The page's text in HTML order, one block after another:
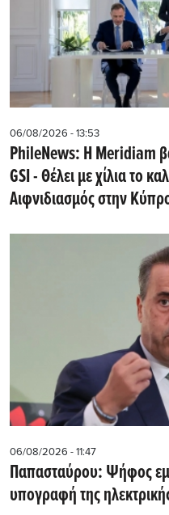
06/08/2026 - 13:53
PhileNews: Η Meridiam
GSI - Θέλει με χίλια το
Αιφνιδιασμός στην
06/08/2026 - 11:47
Παπασταύρου: Ψήφος
υπογραφή της